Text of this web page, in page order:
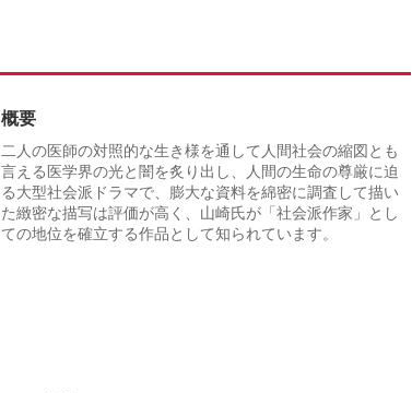
概要
二人の医師の対照的な生き様を通して人間社会の縮図とも
言える医学界の光と闇を炙り出し、人間の生命の尊厳に迫
る大型社会派ドラマで、膨大な資料を綿密に調査して描い
た緻密な描写は評価が高く、山崎氏が「社会派作家」とし
ての地位を確立する作品として知られています。